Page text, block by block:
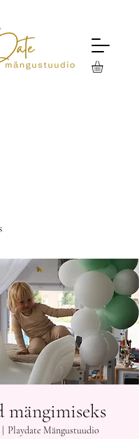
mängimiseks
Playdate Mängustuudio